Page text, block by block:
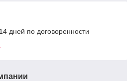
дней по договоренности